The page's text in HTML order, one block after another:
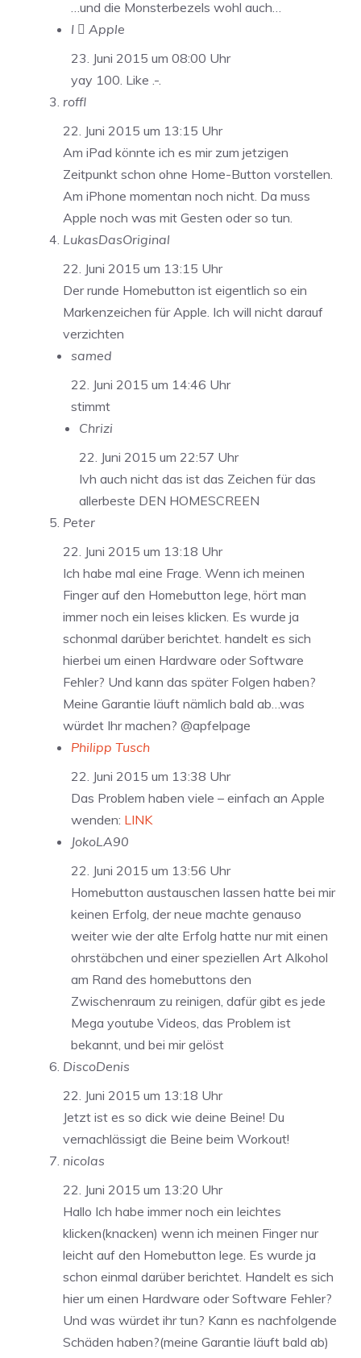
…und die Monsterbezels wohl auch…
I  Apple
23. Juni 2015 um 08:00 Uhr
yay 100. Like .-.
roffl
22. Juni 2015 um 13:15 Uhr
Am iPad könnte ich es mir zum jetzigen
Zeitpunkt schon ohne Home-Button vorstellen.
Am iPhone momentan noch nicht. Da muss
Apple noch was mit Gesten oder so tun.
LukasDasOriginal
22. Juni 2015 um 13:15 Uhr
Der runde Homebutton ist eigentlich so ein
Markenzeichen für Apple. Ich will nicht darauf
verzichten
samed
22. Juni 2015 um 14:46 Uhr
stimmt
Chrizi
22. Juni 2015 um 22:57 Uhr
Ivh auch nicht das ist das Zeichen für das
allerbeste DEN HOMESCREEN
Peter
22. Juni 2015 um 13:18 Uhr
Ich habe mal eine Frage. Wenn ich meinen
Finger auf den Homebutton lege, hört man
immer noch ein leises klicken. Es wurde ja
schonmal darüber berichtet. handelt es sich
hierbei um einen Hardware oder Software
Fehler? Und kann das später Folgen haben?
Meine Garantie läuft nämlich bald ab…was
würdet Ihr machen? @apfelpage
Philipp Tusch
22. Juni 2015 um 13:38 Uhr
Das Problem haben viele – einfach an Apple
wenden: LINK
JokoLA90
22. Juni 2015 um 13:56 Uhr
Homebutton austauschen lassen hatte bei mir
keinen Erfolg, der neue machte genauso
weiter wie der alte Erfolg hatte nur mit einen
ohrstäbchen und einer speziellen Art Alkohol
am Rand des homebuttons den
Zwischenraum zu reinigen, dafür gibt es jede
Mega youtube Videos, das Problem ist
bekannt, und bei mir gelöst
DiscoDenis
22. Juni 2015 um 13:18 Uhr
Jetzt ist es so dick wie deine Beine! Du
vernachlässigt die Beine beim Workout!
nicolas
22. Juni 2015 um 13:20 Uhr
Hallo Ich habe immer noch ein leichtes
klicken(knacken) wenn ich meinen Finger nur
leicht auf den Homebutton lege. Es wurde ja
schon einmal darüber berichtet. Handelt es sich
hier um einen Hardware oder Software Fehler?
Und was würdet ihr tun? Kann es nachfolgende
Schäden haben?(meine Garantie läuft bald ab)